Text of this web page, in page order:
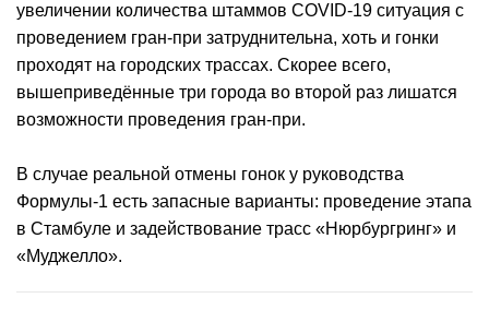
увеличении количества штаммов COVID-19 ситуация с
проведением гран-при затруднительна, хоть и гонки
проходят на городских трассах. Скорее всего,
вышеприведённые три города во второй раз лишатся
возможности проведения гран-при.
В случае реальной отмены гонок у руководства
Формулы-1 есть запасные варианты: проведение этапа
в Стамбуле и задействование трасс «Нюрбургринг» и
«Муджелло».